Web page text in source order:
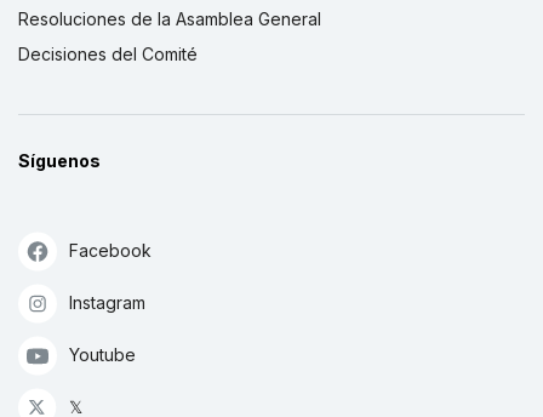
Resoluciones de la Asamblea General
Decisiones del Comité
Síguenos
Facebook
Instagram
Youtube
𝕏